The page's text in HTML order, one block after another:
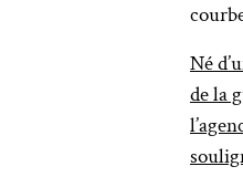
Né
de la